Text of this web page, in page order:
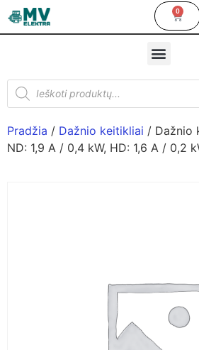
0
Pradžia / Dažnio keitikliai / Dažnio
ND: 1,9 A / 0,4 kW, HD: 1,6 A / 0,2